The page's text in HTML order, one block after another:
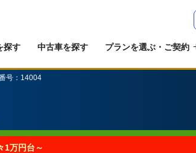
探す 中古車を探す プランを選ぶ・ご契約
号：14004
1万円台～